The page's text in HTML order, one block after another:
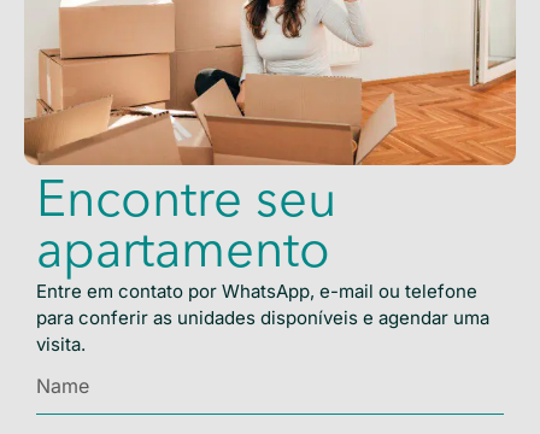
Encontre seu
apartamento
Entre em contato por WhatsApp, e-mail ou telefone
para conferir as unidades disponíveis e agendar uma
visita.